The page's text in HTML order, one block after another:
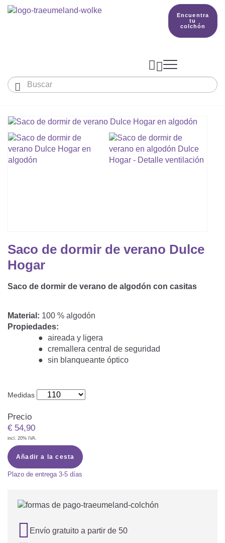
Encuentra
tu
colchón
 
COLCHONES Y ACCESORIOS
Colchón De Colecho, Cuna & Co
Protectores De Colchón
Funda De Recambio
Somier
SACOS DE DORMIR
Saco De Dormir De Verano
Saco Manta
Saco De Dormir Interior
COJÍN DE LACTANCIA Y MANTITA DE
CAMBIADORES
Sábanas
Sábanas Bajeras
Baberos Y Doudou
SOPORTE DEL DESARROLLO
Cuna Nido
Almohadas Especiales
ACCESORIOS
CHEQUE REGALO
LOTES DE REGALO Y PROMOCIONES
El país de nuestros sueños
PRODUCCIÓN



Saco de dormir de verano Dulce
Hogar
Saco de dormir de verano de algodón con casitas
Material: 100 % algodón
Propiedades:
aireada y ligera
cremallera central de seguridad
sin blanqueante óptico
Medidas
Precio
€ 54,90
incl. 20% IVA.
Añadir a la cesta
Plazo de entrega 3-5 días
 Envío gratuito a partir de 50